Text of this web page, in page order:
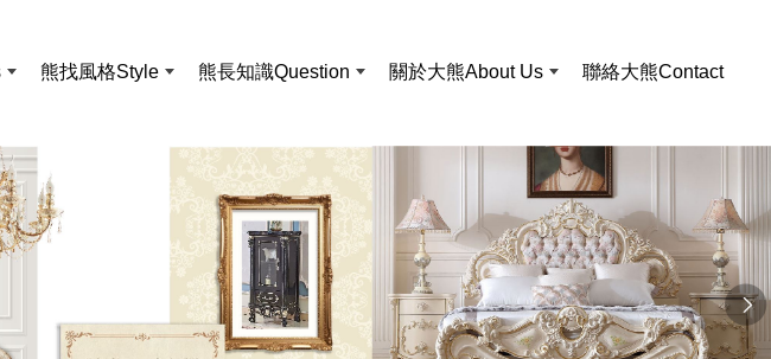
熊找風格Style 熊長知識Question 關於大熊About Us 聯絡大熊Contact